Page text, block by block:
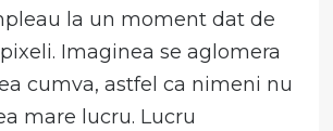
la un moment dat de
Imaginea se aglomera
cumva, astfel ca nimeni nu
mare lucru. Lucru